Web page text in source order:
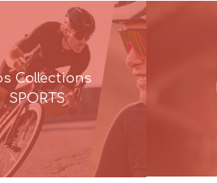
Collections
SPORTS